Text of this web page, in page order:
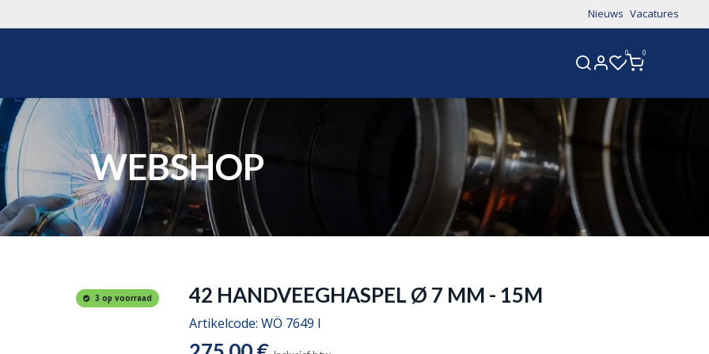
Nieuws Vacatures
0 0
WEBSHOP
3 op voorraad 42 HANDVEEGHASPEL Ø 7 MM - 15M
Artikelcode: WÖ 7649 I